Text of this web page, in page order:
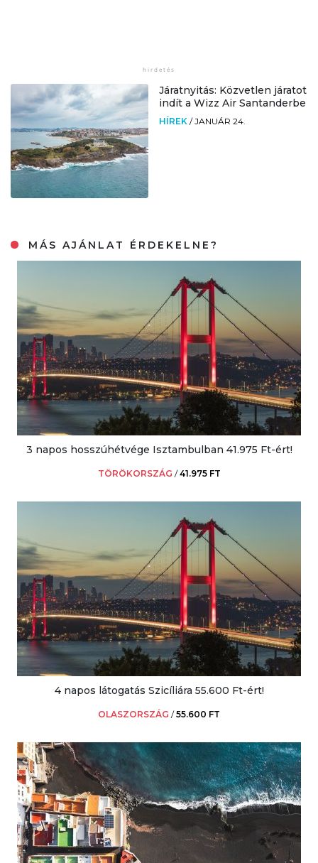
Járatnyitás: Közvetlen járatot
indít a Wizz Air Santanderbe
HÍREK /JANUÁR 24.
MÁS AJÁNLAT ÉRDEKELNE?
3 napos hosszúhétvége Isztambulban 41.975 Ft-ért!
TÖRÖKORSZÁG /41.975 FT
4 napos látogatás Szicíliára 55.600 Ft-ért!
OLASZORSZÁG /55.600 FT